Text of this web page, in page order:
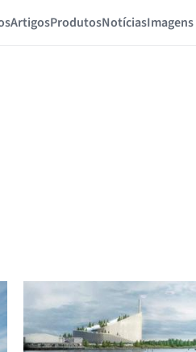
ArtigosProdutosNotíciasImagens